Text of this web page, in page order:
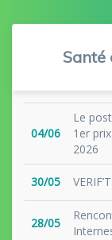
Santé
04/06
Le
1er
2026
30/05
28/05